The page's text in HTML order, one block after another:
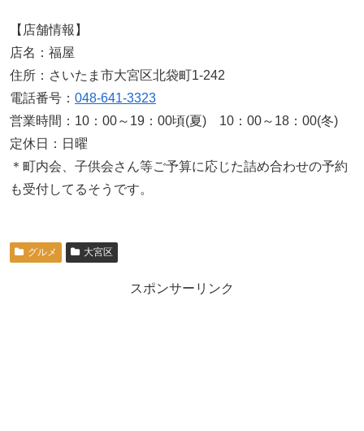
【店舗情報】
店名：福屋
住所：さいたま市大宮区北袋町1-242
電話番号： 048-641-3323
営業時間：10：00～19：00頃(夏) 10：00～18：00(冬)
定休日：日曜
＊町内会、子供会さん等ご予算に応じた詰め合わせの予約
も受付してるそうです。
グルメ 大宮区
スポンサーリンク